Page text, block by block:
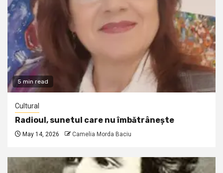
5 min read
Cultural
Radioul, sunetul care nu îmbătrânește
May 14, 2026 Camelia Morda Baciu